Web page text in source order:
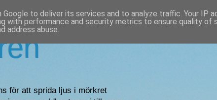
för att sprida ljus i mörkret
to deliver its services and to analyze traffic. Your IP
with performance and security metrics to ensure quality of
address abuse.